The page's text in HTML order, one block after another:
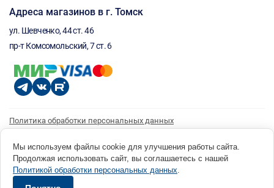
Адреса магазинов в г. Томск
ул. Шевченко, 44 ст. 46
пр-т Комсомольский, 7 ст. 6
Политика обработки персональных данных
Согласие на получение рассылки
© 1996 - 2026 инструмент парк «Мастер Плюс» Россия, г. Томск, ул. Шевченко, 44 ст. 46, (3822) 52-34-
73 okp@masterplus.tomsk.ru ИП Брусницын Д.Н. ИНН 701700002741
Мы используем файлы cookie для улучшения работы сайта.
Продолжая использовать сайт, вы соглашаетесь с нашей
Политикой обработки персональных данных.